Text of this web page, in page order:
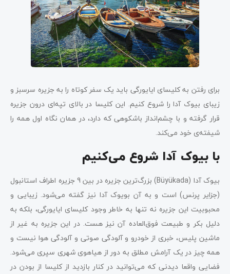
برای رفتن به کلیسای ایایورگی باید یک سفر کوتاه را به جزیره سرسبز و
زیبای بیوک آدا را شروع کنیم. این کلیسا در بالای تپه‌ای درون جزیره
قرار گرفته و با چشم‌انداز باشکوهی که دارد، در همان نگاه اول همه را
شیفته‌ی خود می‌کند.
با بیوک آدا شروع می‌کنیم
بیوک آدا (Büyükada) بزرگ‌ترین جزیره در بین 9 جزیره اطراف استانبول
(جزایر پرنس) است و به آن بویوک آدا نیز گفته می‌شود. زیبایی و
محبوبیت این جزیره نه تنها به خاطر وجود کلیسای ایایورگی، بلکه به
دلیل بکر و طبیعت فوق‌العاده آن نیز هست. در این جزیره به غیر از
ماشین پلیس، خبری از خودرو و آلودگی صوتی و آلودگی هوا نیست و
همه چیز در یک آرامش مطلق به دور از هیاهوی شهری سپری می‌شود.
فضایی واقعا دیدنی که می‌توانید در کنار بازدید از کلیسا از بودن در